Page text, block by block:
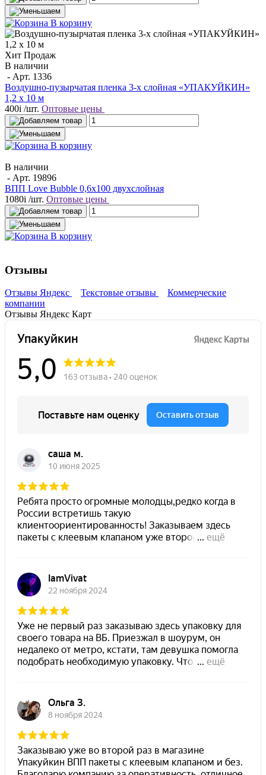
В корзину
Хит Продаж
В наличии
- Арт. 1336
Воздушно-пузырчатая пленка 3-х слойная «УПАКУЙКИН»
1,2 х 10 м
400i /шт. Оптовые цены
В корзину
В наличии
- Арт. 19896
ВПП Love Bubble 0,6х100 двухслойная
1080i /шт. Оптовые цены
В корзину
Отзывы
Отзывы Яндекс Текстовые отзывы
Коммерческие
компании
Отзывы Яндекс Карт